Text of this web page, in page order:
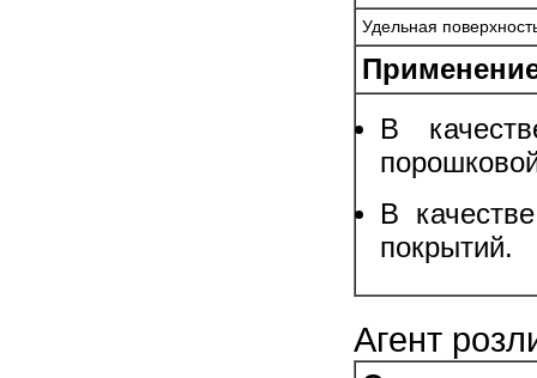
Удельная
В
В
покрытий.
Агент